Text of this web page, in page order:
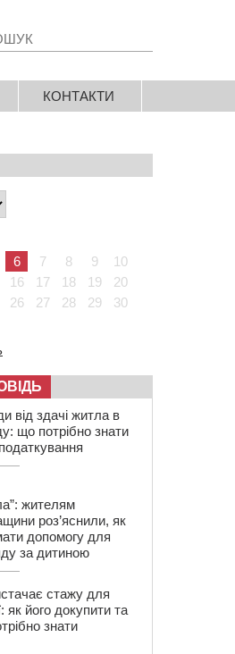
КОНТАКТИ
6 7 8 9
10
16 17 18 19
20
26 27 28 29
30
від здачі житла в
що потрібно знати
жителям
роз’яснили, як
допомогу для
за дитиною
стажу для
як його докупити та
знати